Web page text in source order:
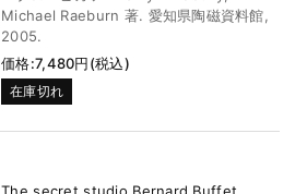
Michael Raeburn 著. 愛知県陶磁資料館,
2005.
価格:7,480円(税込)
在庫切れ
The secret studio Bernard Buffet